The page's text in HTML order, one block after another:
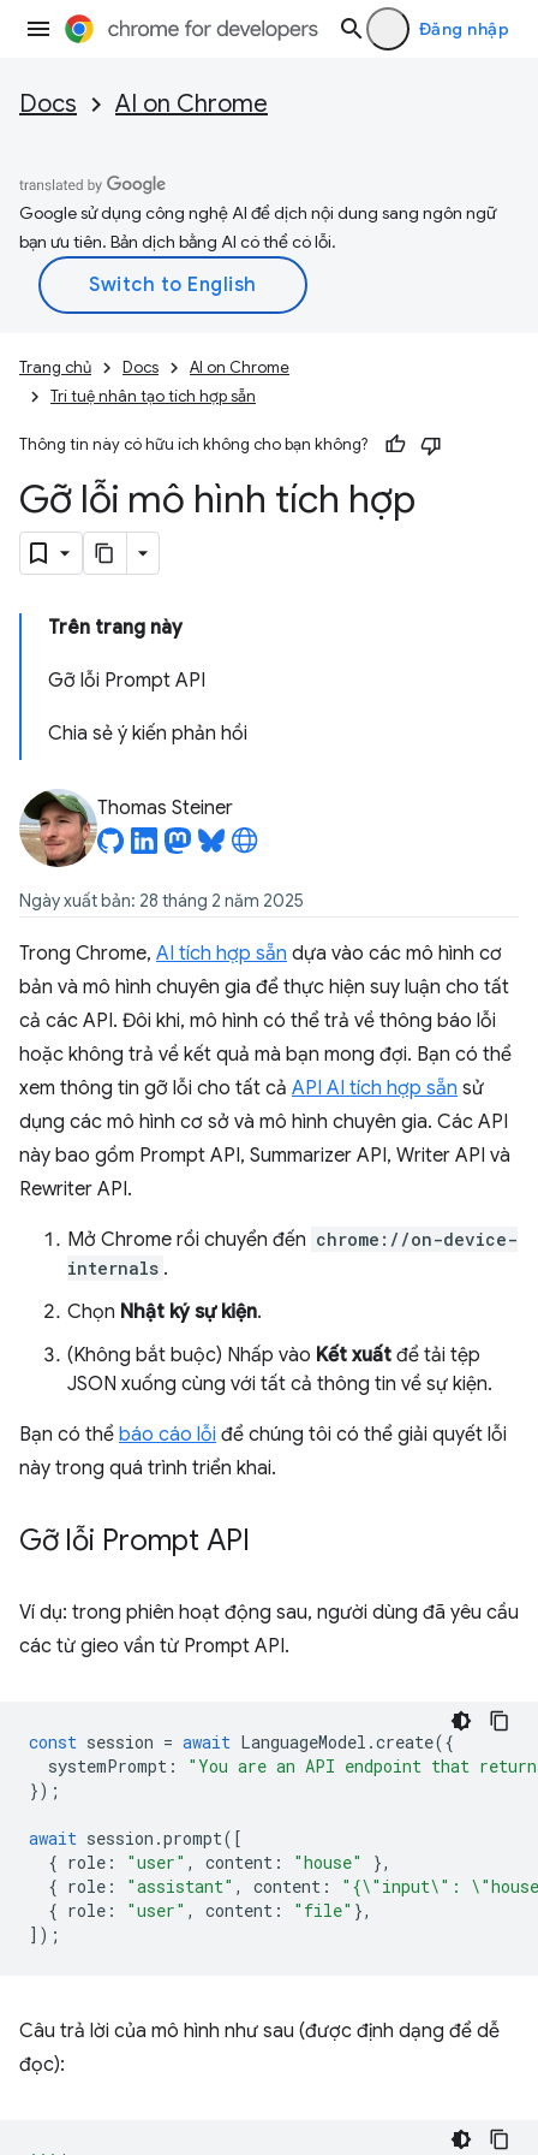
Đăng nhập
Docs AI on Chrome
Google sử dụng công nghệ AI để dịch nội dung sang ngôn ngữ
bạn ưu tiên. Bản dịch bằng AI có thể có lỗi.
Trang chủ Docs
AI on Chrome
Trí tuệ nhân tạo tích hợp sẵn
Thông tin này có hữu ích không cho bạn không?
Gỡ lỗi mô hình tích hợp
Trên trang này
Gỡ lỗi Prompt API
Chia sẻ ý kiến phản hồi
Thomas Steiner
Ngày xuất bản: 28 tháng 2 năm 2025
Trong Chrome, AI tích hợp sẵn dựa vào các mô hình cơ
bản và mô hình chuyên gia để thực hiện suy luận cho tất
cả các API. Đôi khi, mô hình có thể trả về thông báo lỗi
hoặc không trả về kết quả mà bạn mong đợi. Bạn có thể
xem thông tin gỡ lỗi cho tất cả API AI tích hợp sẵn sử
dụng các mô hình cơ sở và mô hình chuyên gia. Các API
này bao gồm Prompt API, Summarizer API, Writer API và
Rewriter API.
Mở Chrome rồi chuyển đến chrome://on-device-
internals .
Chọn Nhật ký sự kiện.
(Không bắt buộc) Nhấp vào Kết xuất để tải tệp
JSON xuống cùng với tất cả thông tin về sự kiện.
Bạn có thể báo cáo lỗi để chúng tôi có thể giải quyết lỗi
này trong quá trình triển khai.
Gỡ lỗi Prompt API
Ví dụ: trong phiên hoạt động sau, người dùng đã yêu cầu
các từ gieo vần từ Prompt API.
const session = await LanguageModel .create({
systemPrompt :
"You are an API endpoint that
});
await session .prompt([
{ role : "user" , content : "house"
},
{ role : "assistant" , content :
"{\"input\":
{ role : "user" , content : "file" },
]);
Câu trả lời của mô hình như sau (được định dạng để dễ
đọc):